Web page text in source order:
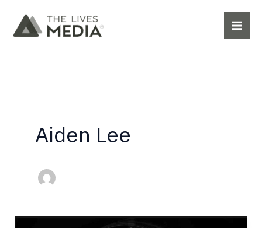
contenido
Aiden Lee